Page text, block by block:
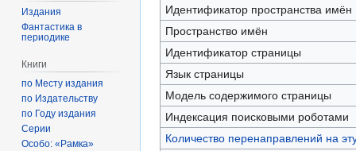
Идентификатор пространства имён
Пространство имён
Идентификатор страницы
Язык страницы
Модель содержимого страницы
Индексация поисковыми роботами
Количество перенаправлений на
Издания
Фантастика в
периодике
Книги
по Месту издания
по Издательству
по Году издания
Серии
Особо: «Рамка»